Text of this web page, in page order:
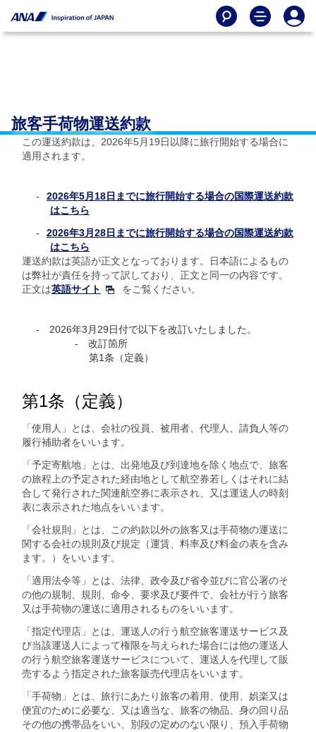
旅客手荷物運送約款
この運送約款は、2026年5月19日以降に旅行開始する場合に
適用されます。
2026年5月18日までに旅行開始する場合の国際運送約款
はこちら
2026年3月28日までに旅行開始する場合の国際運送約款
はこちら
運送約款は英語が正文となっております。日本語によるもの
は弊社が責任を持って訳しており、正文と同一の内容です。
正文は英語サイト をご覧ください。
2026年3月29日付で以下を改訂いたしました。
改訂箇所
第1条（定義）
第1条（定義）
「使用人」とは、会社の役員、被用者、代理人、請負人等の
履行補助者をいいます。
「予定寄航地」とは、出発地及び到達地を除く地点で、旅客
の旅程上の予定された経由地として航空券若しくはそれに結
合して発行された関連航空券に表示され、又は運送人の時刻
表に表示された地点をいいます。
「会社規則」とは、この約款以外の旅客又は手荷物の運送に
関する会社の規則及び規定（運賃、料率及び料金の表を含み
ます。）をいいます。
「適用法令等」とは、法律、政令及び省令並びに官公署のそ
の他の規制、規則、命令、要求及び要件で、会社が行う旅客
又は手荷物の運送に適用されるものをいいます。
「指定代理店」とは、運送人の行う航空旅客運送サービス及
び当該運送人によって権限を与えられた場合には他の運送人
の行う航空旅客運送サービスについて、運送人を代理して販
売するよう指定された旅客販売代理店をいいます。
「手荷物」とは、旅行にあたり旅客の着用、使用、娯楽又は
便宜のために必要な、又は適当な、旅客の物品、身の回り品
その他の携帯品をいい、別段の定めのない限り、預入手荷物